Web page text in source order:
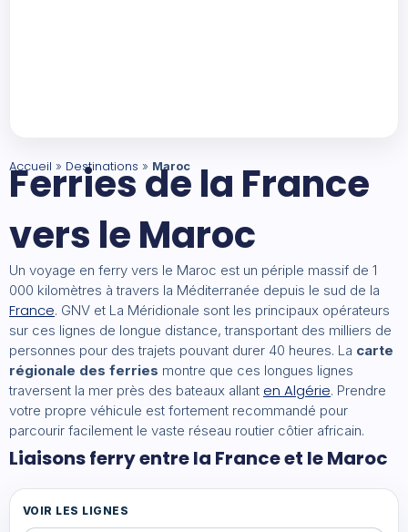
Accueil » Destinations » Maroc
Ferries de la France
vers le Maroc
Un voyage en ferry vers le Maroc est un périple massif de 1
000 kilomètres à travers la Méditerranée depuis le sud de la
France. GNV et La Méridionale sont les principaux opérateurs
sur ces lignes de longue distance, transportant des milliers de
personnes pour des trajets pouvant durer 40 heures. La carte
régionale des ferries montre que ces longues lignes
traversent la mer près des bateaux allant en Algérie. Prendre
votre propre véhicule est fortement recommandé pour
parcourir facilement le vaste réseau routier côtier africain.
Liaisons ferry entre la France et le Maroc
VOIR LES LIGNES